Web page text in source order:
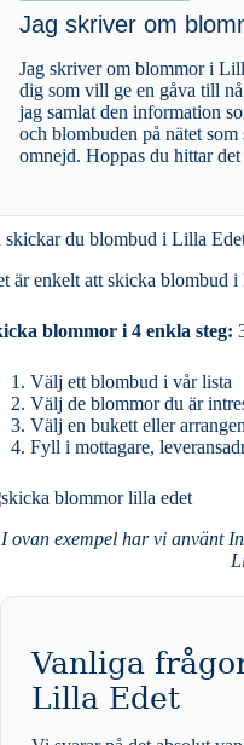
Jag skriver om
Jag skriver om blommor i
dig som vill ge en gåva till
jag samlat den information
och blombuden på nätet
omnejd. Hoppas du hittar
skickar du blombud i Lilla
är enkelt att skicka blombud
blommor i 4 enkla steg:
Välj ett blombud i vår lista
Välj de blommor du är
Välj en bukett eller
Fyll i mottagare,
I ovan exempel har vi använt
Vanliga
Lilla Edet